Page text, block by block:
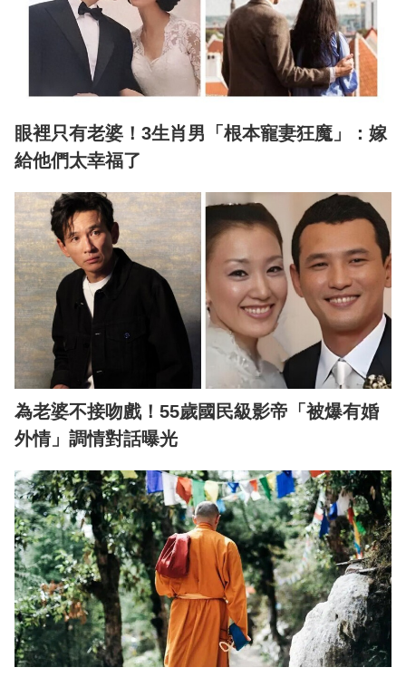
眼裡只有老婆！3生肖男「根本寵妻狂魔」：嫁
給他們太幸福了
為老婆不接吻戲！55歲國民級影帝「被爆有婚
外情」調情對話曝光